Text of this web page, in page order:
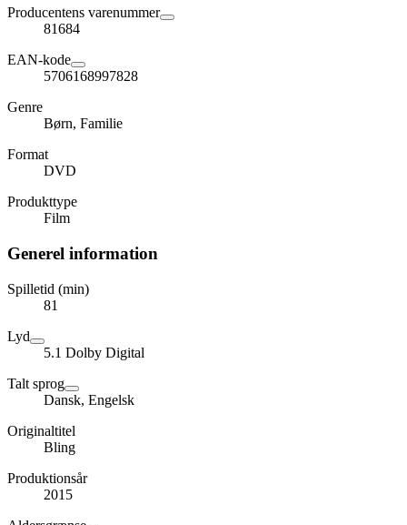
Producentens varenummer
81684
EAN-kode
5706168997828
Genre
Børn, Familie
Format
DVD
Produkttype
Film
Generel information
Spilletid (min)
81
Lyd
5.1 Dolby Digital
Talt sprog
Dansk, Engelsk
Originaltitel
Bling
Produktionsår
2015